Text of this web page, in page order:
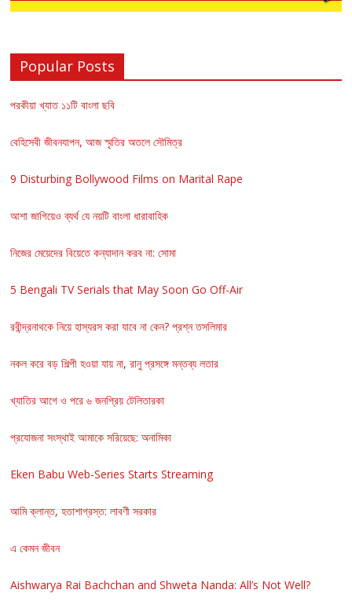
Popular Posts
পরকীয়া খ্যাত ১১টি বাংলা ছবি
বেহিসেবী জীবনযাপন, আজ স্মৃতির অতলে সৌমিত্র
9 Disturbing Bollywood Films on Marital Rape
আশা জাগিয়েও ব্যর্থ যে নয়টি বাংলা ধারাবাহিক
নিজের মেয়েদের বিয়েতে কন্যাদান করব না: সোমা
5 Bengali TV Serials that May Soon Go Off-Air
রবীন্দ্রনাথকে নিয়ে হাস্যরস করা যাবে না কেন? প্রশ্ন তসলিমার
নকল করে বড় শিল্পী হওয়া যায় না, রানু প্রসঙ্গে মন্তব্য লতার
খ্যাতির আগে ও পরে ৬ জনপ্রিয় টেলিতারকা
প্রযোজনা সংস্থাই আমাকে সরিয়েছে: অনামিকা
Eken Babu Web-Series Starts Streaming
আমি ক্লান্ত, হতাশাগ্রস্ত: লাবণী সরকার
এ কেমন জীবন
Aishwarya Rai Bachchan and Shweta Nanda: All’s Not Well?